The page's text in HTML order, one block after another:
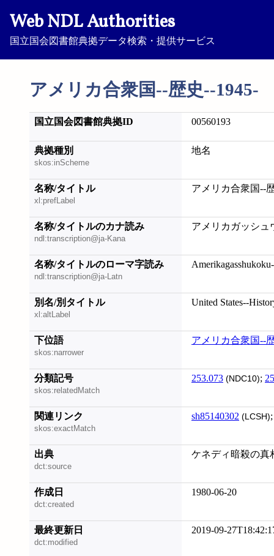
Web NDL Authorities
国立国会図書館典拠データ検索・提供サービス
アメリカ合衆国--歴史--1945-
国立国会図書館典拠ID 00560193
典拠種別
skos:inScheme
地名
名称/タイトル
xl:prefLabel
アメリカ合衆国--
名称/タイトルのカナ読み
ndl:transcription@ja-Kana
アメリカガッシュ
名称/タイトルのローマ字読み
ndl:transcription@ja-Latn
別名/別タイトル
xl:altLabel
United States--
下位語
skos:narrower
アメリカ合衆国--
分類記号
skos:relatedMatch
253.073 (NDC10);
関連リンク
skos:exactMatch
sh85140302 (LCSH)
出典
dct:source
ケネディ暗殺の真
作成日
dct:created
1980-06-20
最終更新日
dct:modified
2019-09-